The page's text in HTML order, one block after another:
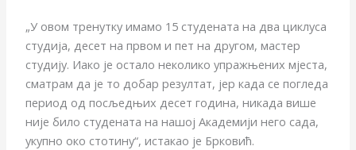
„У овом тренутку имамо 15 студената на два циклуса
студија, десет на првом и пет на другом, мастер
студију. Иако је остало неколико упражњених мјеста,
сматрам да је то добар резултат, јер када се погледа
период од посљедњих десет година, никада више
није било студената на нашој Академији него сада,
укупно око стотину“, истакао је Брковић.